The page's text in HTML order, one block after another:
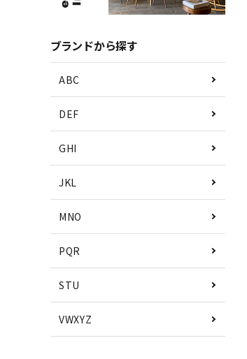
ブランドから探す
ABC
DEF
GHI
JKL
MNO
PQR
STU
VWXYZ